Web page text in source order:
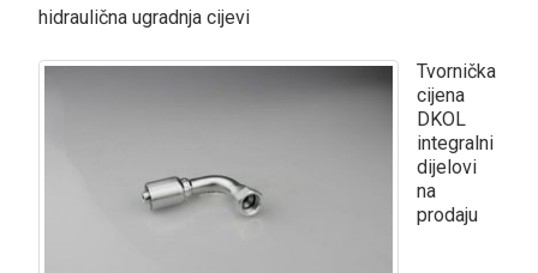
hidraulična ugradnja cijevi
Tvornička
cijena
DKOL
integralni
dijelovi
na
prodaju